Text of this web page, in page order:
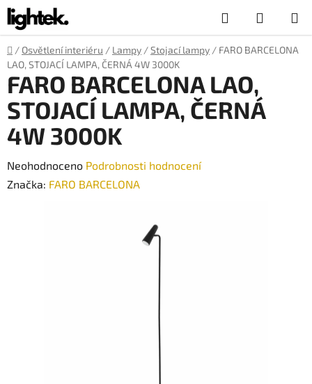
Přejít
na
obsah
Hledat
KOŠÍK
Domů
/ Osvětlení interiéru / Lampy /Stojací lampy / FARO BARCELONA
LAO, STOJACÍ LAMPA, ČERNÁ 4W 3000K
FARO BARCELONA LAO,
STOJACÍ LAMPA, ČERNÁ
4W 3000K
Průměrné
hodnocení
Neohodnoceno Podrobnosti hodnocení
Značka: FARO BARCELONA